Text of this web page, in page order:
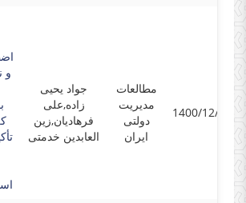
و
جواد یحیی
زاده,علی
فرهادیان,زین
العابدین خدمتی
مطالعات
مدیریت
دولتی
ایران
1400/12/22